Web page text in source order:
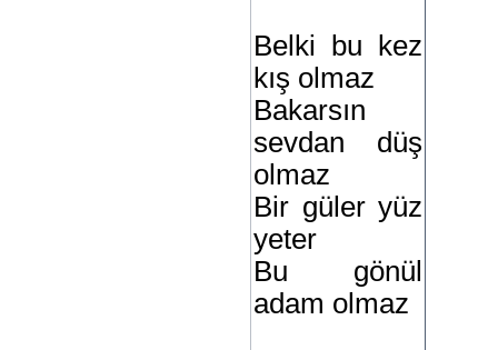
Belki bu kez
kış olmaz
Bakarsın
sevdan düş
olmaz
Bir güler yüz
yeter
Bu gönül
adam olmaz